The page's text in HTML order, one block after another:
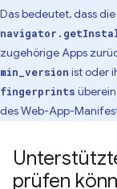
Das bedeutet, dass
zugehörige Apps
min_version ist oder
fingerprints
des Web-App-
prüfen